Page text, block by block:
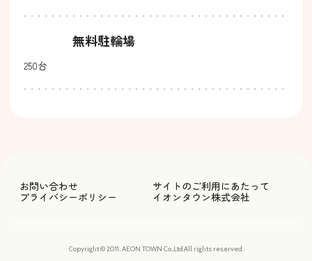
無料駐輪場
250台
お問い合わせ
サイトのご利用にあたって
プライバシーポリシー
イオンタウン株式会社
Copyright © 2011, AEON TOWN Co.,Ltd.All rights reserved.